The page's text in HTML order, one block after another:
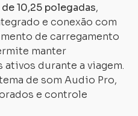
10,25 polegadas,
e conexão com
de carregamento
manter
durante a viagem.
de som Audio Pro,
e controle